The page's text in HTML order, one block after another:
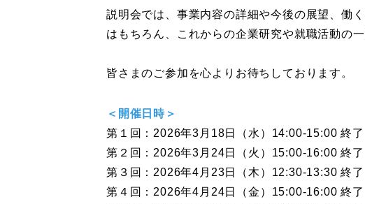
説明会では、事業内容の詳細や今後の展望、働
はもちろん、これからの企業研究や就職活動の
皆さまのご参加を心よりお待ちしております。
＜開催日時＞
第１回：2026年3月18日（水）14:00‐15:00 終了
第２回：2026年3月24日（火）15:00‐16:00 終了
第３回：2026年4月23日（木）12:30‐13:30 終了
第４回：2026年4月24日（金）15:00‐16:00 終了